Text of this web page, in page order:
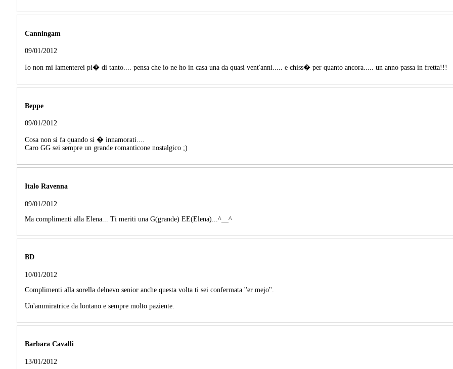
Canningam
09/01/2012
Io non mi lamenterei pi� di tanto.... pensa che io ne ho in casa una da quasi vent'anni..... e chiss� per quanto ancora..... un anno passa in fretta!!!
Beppe
09/01/2012
Cosa non si fa quando si � innamorati....
Caro GG sei sempre un grande romanticone nostalgico ;)
Italo Ravenna
09/01/2012
Ma complimenti alla Elena... Ti meriti una G(grande) EE(Elena)...^__^
BD
10/01/2012
Complimenti alla sorella delnevo senior anche questa volta ti sei confermata ''er mejo''.
Un'ammiratrice da lontano e sempre molto paziente.
Barbara Cavalli
13/01/2012